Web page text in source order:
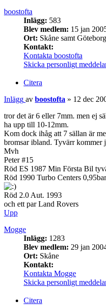
boostofta
Inlägg: 583
Blev medlem: 15 jan
Ort: Skåne samt Göteborg
Kontakt:
Kontakta boostofta
Skicka personligt
Citera
Inlägg av boostofta » 12 dec
tror det är 6 eller 7mm. men ej
ha upp till 10-12mm.
Kom dock ihåg att 7 sällan är
bromsar ibland. Tyvärr kommer
Mvh
Peter #15
Röd ES 1987 Min Första Bil
Röd 1990 Turbo Centers
Röd 2.0 Aut. 1993
och ett par Land Rovers
Upp
Mogge
Inlägg: 1283
Blev medlem: 29 jan
Ort: Skåne
Kontakt:
Kontakta Mogge
Skicka personligt
Citera